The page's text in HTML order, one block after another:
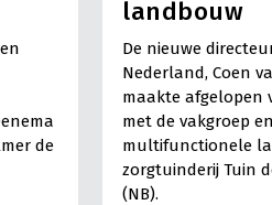
de
landbouw
De nieuwe
Nederland, Coen
maakte afgelopen
met de vakgroep
multifunctionele
zorgtuinderij Tuin
(NB).